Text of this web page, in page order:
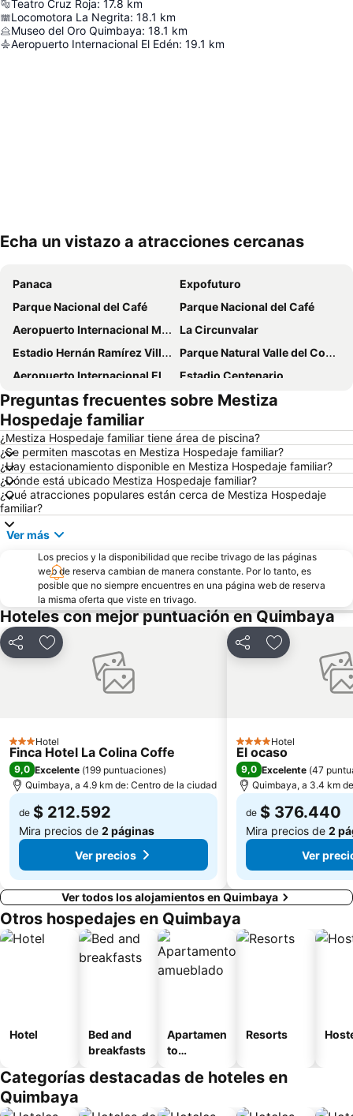
Teatro Cruz Roja: 17.8 km
Locomotora La Negrita: 18.1 km
Museo del Oro Quimbaya: 18.1 km
Aeropuerto Internacional El Edén: 19.1 km
Echa un vistazo a atracciones cercanas
Panaca
Expofuturo
Parque Nacional del Café
Parque Nacional del Café
Aeropuerto Internacional Matecaña
La Circunvalar
Estadio Hernán Ramírez Villegas
Parque Natural Valle del Cocorá
Aeropuerto Internacional El Edén
Estadio Centenario
Universidad Tecnológica de Pereira
Plaza de Bolivar
Parque Panaca
Parque Metropolitano del Café
Comfamiliar Galicia
Parque Nacional Natural Los Nevados
Museo del Oro
Parque Olaya Herrera
Hospital del Sur
Plaza de Bolivar
La Fogata Resturante
La 14
Camino Real
Cenexpo
Parque Tematico y Cultural Los Arrieros
Parque de los Aborígenes
Parque las Aracaurias
Catedral de Nuestra Señora de la Pobreza
Finca La Chapolera
Parque el Oso
Preguntas frecuentes sobre Mestiza
Hospedaje familiar
¿Mestiza Hospedaje familiar tiene área de piscina?
¿Se permiten mascotas en Mestiza Hospedaje familiar?
¿Hay estacionamiento disponible en Mestiza Hospedaje familiar?
¿Dónde está ubicado Mestiza Hospedaje familiar?
¿Qué atracciones populares están cerca de Mestiza Hospedaje
familiar?
Ver más
Los precios y la disponibilidad que recibe trivago de las páginas
web de reserva cambian de manera constante. Por lo tanto, es
posible que no siempre encuentres en una página web de reserva
la misma oferta que viste en trivago.
Hoteles con mejor puntuación en Quimbaya
CompartirAgregar a favoritos
3 Estrellas
Hotel
Finca Hotel La Colina Coffe
9,0 Excelente (199 puntuaciones)
Quimbaya, a 4.9 km de: Centro de la ciudad
de $ 212.592
Mira precios de 2 páginas
Ver precios
CompartirAgregar a
4 Estrellas
Hotel
El ocaso
9,0 Excelente (47
Quimbaya, a 3.4 km
de $ 376.440
Mira precios de 2
Ver
Ver todos los alojamientos en Quimbaya
Otros hospedajes en Quimbaya
Hotel
Bed and
breakfasts
Apartamen
to
o
Resorts
Categorías destacadas de hoteles en
Quimbaya